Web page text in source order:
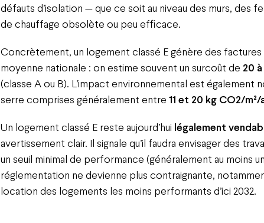
défauts d’isolation — que ce soit au niveau des murs, des
de chauffage obsolète ou peu efficace.
Concrètement, un logement classé E génère des
moyenne nationale : on estime souvent un surcoût de 20
(classe A ou B). L’impact environnemental est
serre comprises généralement entre11 et 20 kg CO2/m²/
Un logement classé E reste aujourd’hui légalement
avertissement clair. Il signale qu’il faudra envisager des
un seuil minimal de performance (généralement au moins
réglementation ne devienne plus contraignante,
location des logements les moins performants d’ici 2032.